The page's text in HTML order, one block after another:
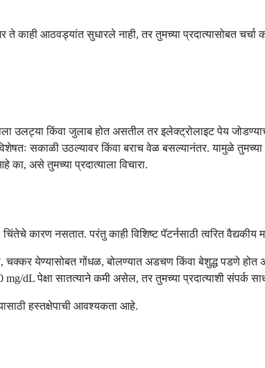
काही आठवड्यांत सुधारले नाही, तर तुमच्या प्रदात्यासोबत चर्चा
उलट्या किंवा जुलाब होत असतील तर इलेक्ट्रोलाइट पेय
सकाळी उठल्यावर किंवा बराच वेळ बसल्यानंतर. यामुळे
असे तुमच्या प्रदात्याला विचारा.
कारण नसतात. परंतु काही विशिष्ट पॅटर्नसाठी त्वरित
चक्कर येण्यासोबत गोंधळ, बोलण्यात अडचण किंवा बेशुद्ध पडणे
dL पेक्षा सातत्याने कमी असेल, तर तुमच्या प्रदात्याशी संपर्क
हस्तक्षेपाची आवश्यकता आहे.